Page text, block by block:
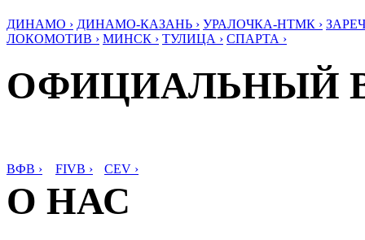
ДИНАМО › ДИНАМО-КАЗАНЬ › УРАЛОЧКА-НТМК ›
ЛОКОМОТИВ › МИНСК › ТУЛИЦА › СПАРТА ›
ОФИЦИАЛЬНЫЙ
ВФВ › FIVB › CEV ›
О НАС